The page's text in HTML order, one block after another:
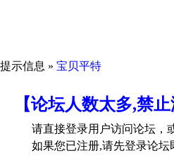
提示信息 » 宝贝平特
【论坛人数太多,禁
请直接登录用户访问论坛，
如果您已注册,请先登录论坛